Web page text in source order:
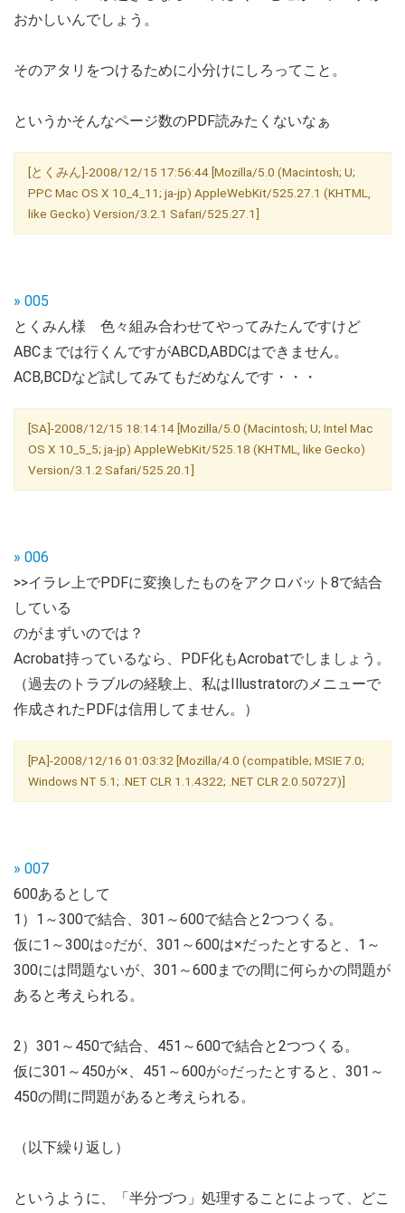
おかしいんでしょう。
そのアタリをつけるために小分けにしろってこと。
というかそんなページ数のPDF読みたくないなぁ
[とくみん]-2008/12/15 17:56:44 [Mozilla/5.0 (Macintosh; U;
PPC Mac OS X 10_4_11; ja-jp) AppleWebKit/525.27.1 (KHTML,
like Gecko) Version/3.2.1 Safari/525.27.1]
» 005
とくみん様 色々組み合わせてやってみたんですけど
ABCまでは行くんですがABCD,ABDCはできません。
ACB,BCDなど試してみてもだめなんです・・・
[SA]-2008/12/15 18:14:14 [Mozilla/5.0 (Macintosh; U; Intel Mac
OS X 10_5_5; ja-jp) AppleWebKit/525.18 (KHTML, like Gecko)
Version/3.1.2 Safari/525.20.1]
» 006
>>イラレ上でPDFに変換したものをアクロバット8で結合
している
のがまずいのでは？
Acrobat持っているなら、PDF化もAcrobatでしましょう。
（過去のトラブルの経験上、私はIllustratorのメニューで
作成されたPDFは信用してません。）
[PA]-2008/12/16 01:03:32 [Mozilla/4.0 (compatible; MSIE 7.0;
Windows NT 5.1; .NET CLR 1.1.4322; .NET CLR 2.0.50727)]
» 007
600あるとして
1）1～300で結合、301～600で結合と2つつくる。
仮に1～300は○だが、301～600は×だったとすると、1～
300には問題ないが、301～600までの間に何らかの問題が
あると考えられる。
2）301～450で結合、451～600で結合と2つつくる。
仮に301～450が×、451～600が○だったとすると、301～
450の間に問題があると考えられる。
（以下繰り返し）
というように、「半分づつ」処理することによって、どこ